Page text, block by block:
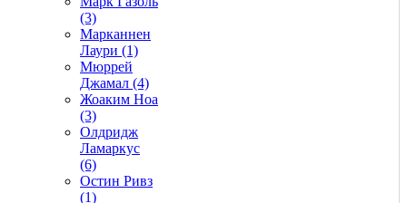
(3)
Марканнен
Лаури (1)
Мюррей
Джамал (4)
Жоаким Ноа
(3)
Олдридж
Ламаркус
(6)
Остин Ривз
(1)